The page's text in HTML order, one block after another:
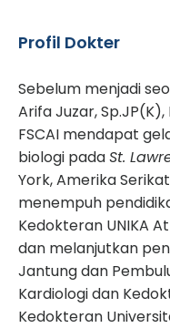
Profil Dokter
Sebelum menjadi
Arifa Juzar, Sp.JP(K),
FSCAI mendapat
biologi padaSt.
York, Amerika
menempuh
Kedokteran UNIKA
dan melanjutkan
Jantung dan
Kardiologi dan
Kedokteran